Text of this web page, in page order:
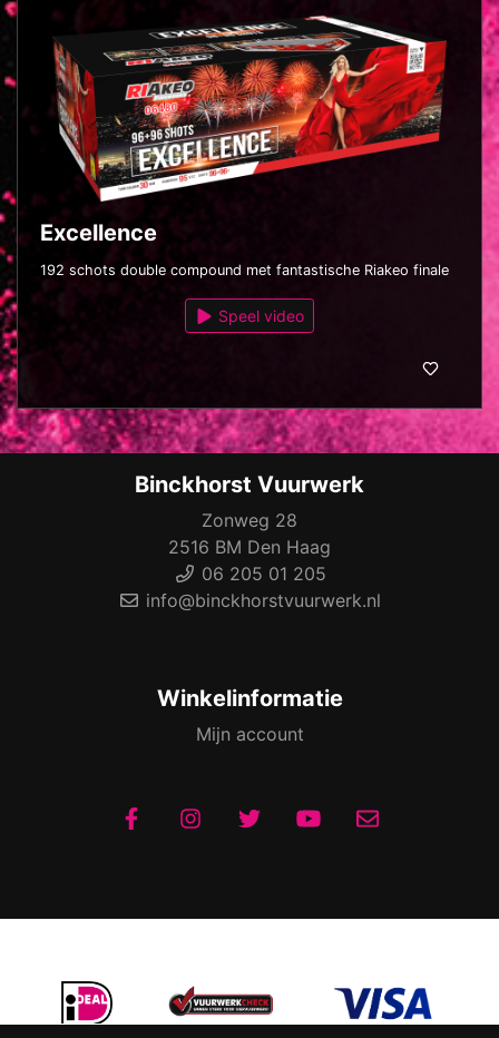
Excellence
192 schots double compound met fantastische Riakeo finale
Speel video
Binckhorst Vuurwerk
Zonweg 28
2516 BM Den Haag
06 205 01 205
info@binckhorstvuurwerk.nl
Winkelinformatie
Mijn account